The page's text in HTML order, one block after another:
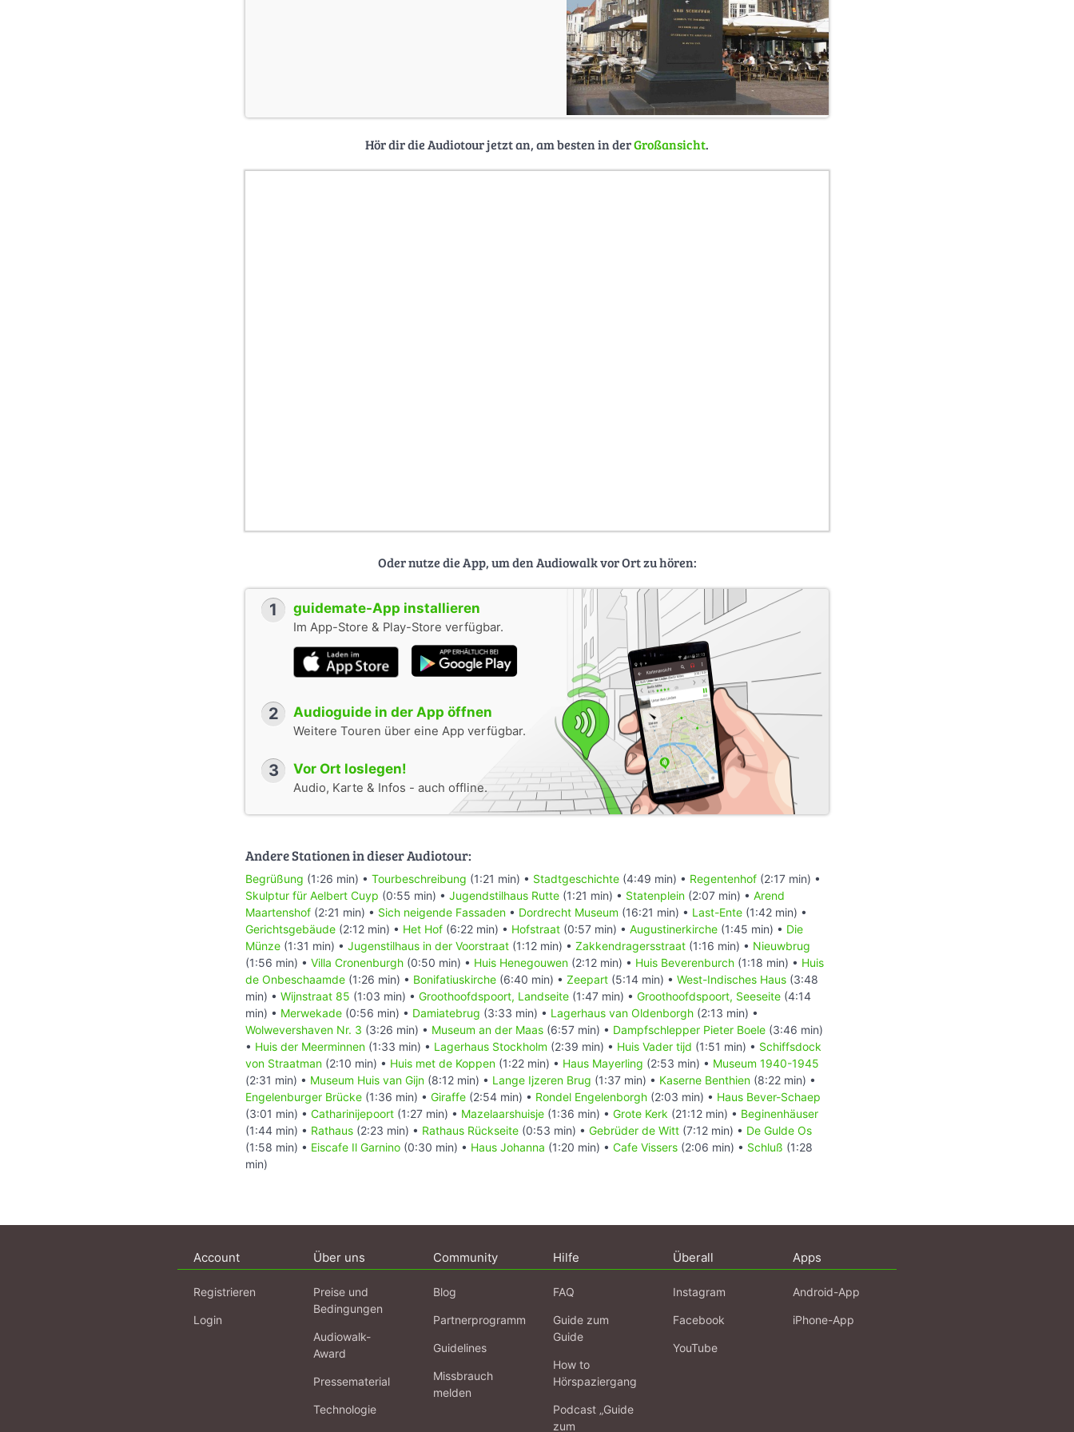
Hör dir die Audiotour jetzt an, am besten in derGroßansicht.
Oder nutze die App, um den Audiowalk vor Ort zu hören:
1 guidemate-App installieren
Im App-Store & Play-Store verfügbar.
2 Audioguide in der App öffnen
Weitere Touren über eine App verfügbar.
3 Vor Ort loslegen!
Audio, Karte & Infos - auch offline.
Andere Stationen in dieser Audiotour:
Begrüßung (1:26 min) • Tourbeschreibung (1:21 min) • Stadtgeschichte (4:49 min) • Regentenhof (2:17 min) •
Skulptur für Aelbert Cuyp (0:55 min) • Jugendstilhaus Rutte (1:21 min) • Statenplein (2:07 min) • Arend
Maartenshof (2:21 min) • Sich neigende Fassaden • Dordrecht Museum (16:21 min) • Last-Ente (1:42 min) •
Gerichtsgebäude (2:12 min) • Het Hof (6:22 min) • Hofstraat (0:57 min) • Augustinerkirche (1:45 min) • Die
Münze (1:31 min) • Jugenstilhaus in der Voorstraat (1:12 min) • Zakkendragersstraat (1:16 min) • Nieuwbrug
(1:56 min) • Villa Cronenburgh (0:50 min) • Huis Henegouwen (2:12 min) • Huis Beverenburch (1:18 min) • Huis
de Onbeschaamde (1:26 min) • Bonifatiuskirche (6:40 min) • Zeepart (5:14 min) • West-Indisches Haus (3:48
min) • Wijnstraat 85 (1:03 min) • Groothoofdspoort, Landseite (1:47 min) • Groothoofdspoort, Seeseite (4:14
min) • Merwekade (0:56 min) • Damiatebrug (3:33 min) • Lagerhaus van Oldenborgh (2:13 min) •
Wolwevershaven Nr. 3 (3:26 min) • Museum an der Maas (6:57 min) • Dampfschlepper Pieter Boele (3:46 min)
• Huis der Meerminnen (1:33 min) • Lagerhaus Stockholm (2:39 min) • Huis Vader tijd (1:51 min) • Schiffsdock
von Straatman (2:10 min) • Huis met de Koppen (1:22 min) • Haus Mayerling (2:53 min) • Museum 1940-1945
(2:31 min) • Museum Huis van Gijn (8:12 min) • Lange Ijzeren Brug (1:37 min) • Kaserne Benthien (8:22 min) •
Engelenburger Brücke (1:36 min) • Giraffe (2:54 min) • Rondel Engelenborgh (2:03 min) • Haus Bever-Schaep
(3:01 min) • Catharinijepoort (1:27 min) • Mazelaarshuisje (1:36 min) • Grote Kerk (21:12 min) • Beginenhäuser
(1:44 min) • Rathaus (2:23 min) • Rathaus Rückseite (0:53 min) • Gebrüder de Witt (7:12 min) • De Gulde Os
(1:58 min) • Eiscafe Il Garnino (0:30 min) • Haus Johanna (1:20 min) • Cafe Vissers (2:06 min) • Schluß (1:28
min)
Account
Registrieren
Login
Über uns
Preise und
Bedingungen
Audiowalk-
Award
Pressematerial
Technologie
Community
Blog
Partnerprogramm
Guidelines
Missbrauch
melden
Hilfe
FAQ
Guide zum
Guide
How to
Hörspaziergang
Podcast „Guide
zum
Überall
Instagram
Facebook
YouTube
Apps
Android-App
iPhone-App